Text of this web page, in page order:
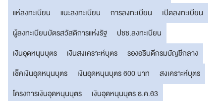
แห่ลงทะเบียน
แนะลงทะเบียน การลงทะเบียน
เปิดลงทะเบียน
ผู้ลงทะเบียนบัตรสวัสดิการแห่งรัฐ
ปชช.ลงทะเบียน
เงินอุดหนุนบุตร
เงินสงเคราะห์บุตร
รองอธิบดีกรมบัญชีกลาง
เช็คเงินอุดหนุนบุตร
เงินอุดหนุนบุตร 600 บาท
สงเคราะห์บุตร
โครงการเงินอุดหนุนบุตร
เงินอุดหนุนบุตร ธ.ค.63